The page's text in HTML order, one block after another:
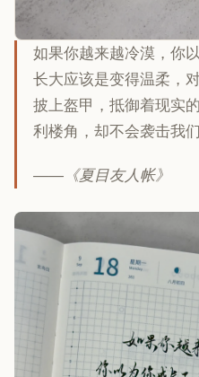
如果你越来越冷漠，你
长大应该是变得温柔，
披上盔甲，抵御着现实
利楼角，却不会袭击我
——《夏目友人帐》